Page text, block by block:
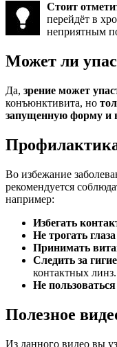
Стоит
перейдёт в
неприятным
Может ли
Да, зрение может
конъюнктивита, но
запущенную форму и
Во избежание
рекомендуется
например:
Избегать
Не трогать
Принимать
Следить за
контактных линз.
Не
Полезное
Из данного видео вы